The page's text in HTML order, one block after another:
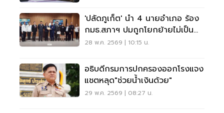
'ปลัดภูเก็ต' นำ 4 นายอำเภอ ร้อง
กมธ.สภาฯ ปมถูกโยกย้ายไม่เป็น
ธรรม
28 พ.ค. 2569 | 10:15 น.
อธิบดีกรมการปกครองออกโรงแจง
แชตหลุด"ช่วยน้ำเงินด้วย"
29 พ.ค. 2569 | 08:27 น.